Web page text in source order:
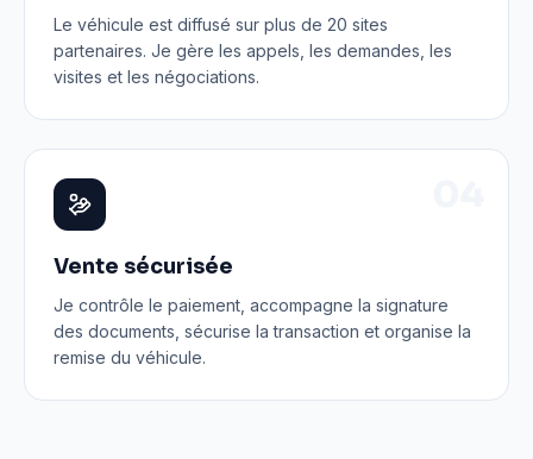
Le véhicule est diffusé sur plus de 20 sites
partenaires. Je gère les appels, les demandes, les
visites et les négociations.
Vente sécurisée
Je contrôle le paiement, accompagne la signature
des documents, sécurise la transaction et organise la
remise du véhicule.